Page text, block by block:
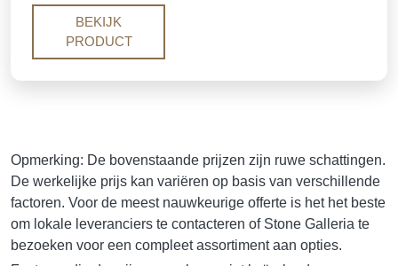
werkbladen en bestrating, combineert het
betaalbaarheid met langdurige prestaties, waardoor
BEKIJK
PRODUCT
Opmerking: De bovenstaande prijzen zijn ruwe schattingen.
De werkelijke prijs kan variëren op basis van verschillende
factoren. Voor de meest nauwkeurige offerte is het het beste
om lokale leveranciers te contacteren of Stone Galleria te
bezoeken voor een compleet assortiment aan opties.